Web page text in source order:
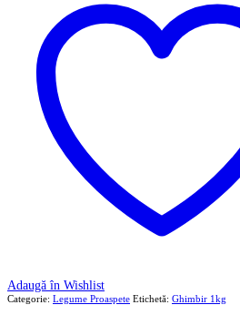
Adaugă în Wishlist
Categorie: Legume Proaspete Etichetă: Ghimbir 1kg